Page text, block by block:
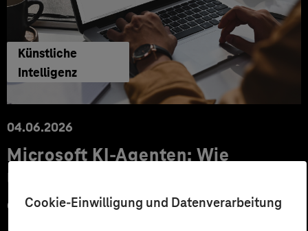
Cookie-Einwilligung und Datenverarbeitung
Künstliche
Intelligenz
04.06.2026
Microsoft KI-Agenten: Wie
Unternehmen über Copilot hinaus
echten Mehrwert schaffen